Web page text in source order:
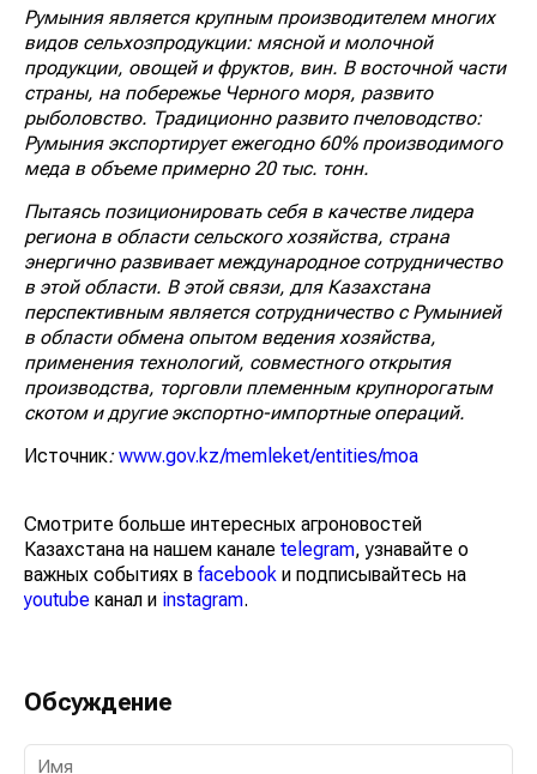
Румыния является крупным производителем многих
видов сельхозпродукции: мясной и молочной
продукции, овощей и фруктов, вин. В восточной части
страны, на побережье Черного моря, развито
рыболовство. Традиционно развито пчеловодство:
Румыния экспортирует ежегодно 60% производимого
меда в объеме примерно 20 тыс. тонн.
Пытаясь позиционировать себя в качестве лидера
региона в области сельского хозяйства, страна
энергично развивает международное сотрудничество
в этой области. В этой связи, для Казахстана
перспективным является сотрудничество с Румынией
в области обмена опытом ведения хозяйства,
применения технологий, совместного открытия
производства, торговли племенным крупнорогатым
скотом и другие экспортно-импортные операций.
Источник: www.gov.kz/memleket/entities/moa
Смотрите больше интересных агроновостей
Казахстана на нашем канале telegram, узнавайте о
важных событиях в facebook и подписывайтесь на
youtube канал и instagram.
Обсуждение